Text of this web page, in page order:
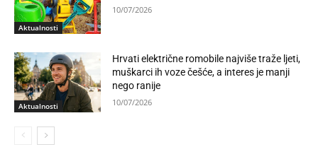
Aktualnosti
10/07/2026
Aktualnosti
Hrvati električne romobile najviše traže ljeti,
muškarci ih voze češće, a interes je manji
nego ranije
10/07/2026